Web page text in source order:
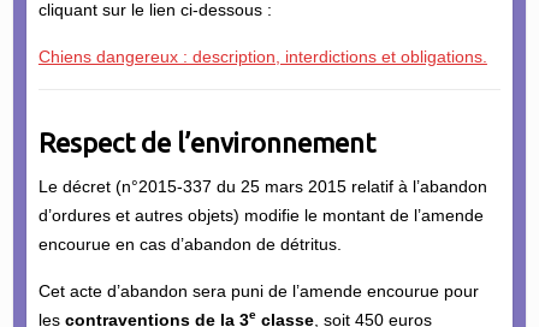
cliquant sur le lien ci-dessous :
Chiens dangereux : description, interdictions et obligations.
Respect de l’environnement
Le décret (n°2015-337 du 25 mars 2015 relatif à l’abandon
d’ordures et autres objets) modifie le montant de l’amende
encourue en cas d’abandon de détritus.
Cet acte d’abandon sera puni de l’amende encourue pour
lescontraventions de la 3eclasse, soit 450 euros